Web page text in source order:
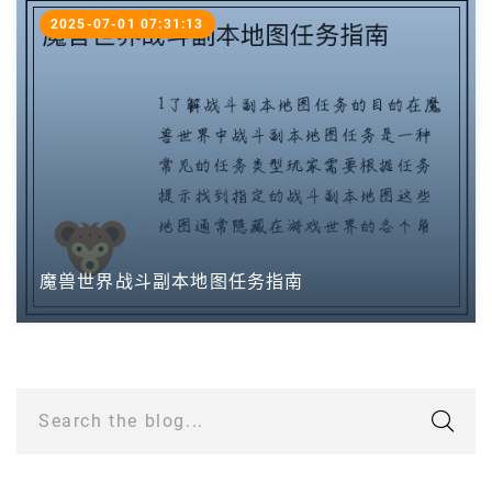
魔兽世界战斗副本地图任务指南
2025-07-01 07:31:13
Search the blog...